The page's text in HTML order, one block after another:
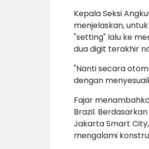
Kepala Seksi
menjelaskan,
"setting" lalu ke
dua digit terakhir
"Nanti secara
dengan
Fajar
Brazil.
Jakarta Smart
mengalami